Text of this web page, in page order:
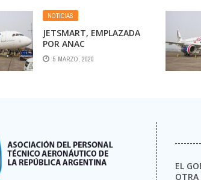
PODRÍAN AFECTARSE
VUELOS
NOTICIAS
JETSMART, EMPLAZADA
POR ANAC
5 MARZO, 2020
EL
OTRA